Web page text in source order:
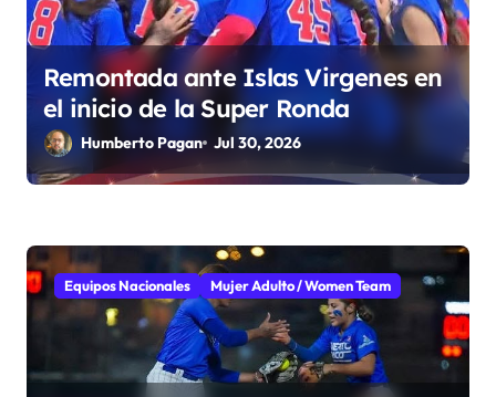
s
Remontada ante Islas Virgenes en
el inicio de la Super Ronda
Humberto Pagan Jul 30, 2026
Equipos Nacionales Mujer Adulto / Women Team